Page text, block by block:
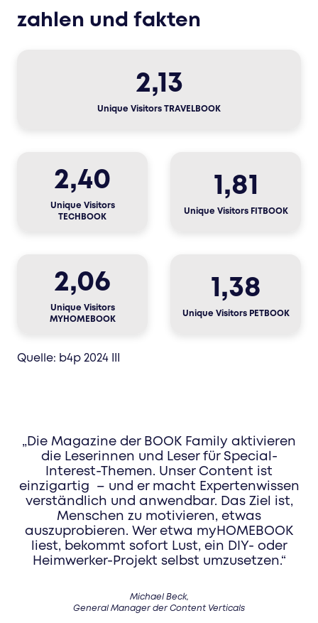
zahlen und fakten
2,13
Unique Visitors TRAVELBOOK
2,40
Unique Visitors
TECHBOOK
1,81
Unique Visitors FITBOOK
2,06
Unique Visitors
MYHOMEBOOK
1,38
Unique Visitors PETBOOK
Quelle: b4p 2024 III
„Die Magazine der BOOK Family aktivieren
die Leserinnen und Leser für Special-
Interest-Themen. Unser Content ist
einzigartig – und er macht Expertenwissen
verständlich und anwendbar. Das Ziel ist,
Menschen zu motivieren, etwas
auszuprobieren. Wer etwa myHOMEBOOK
liest, bekommt sofort Lust, ein DIY- oder
Heimwerker-Projekt selbst umzusetzen.“
Michael Beck,
General Manager der Content Verticals